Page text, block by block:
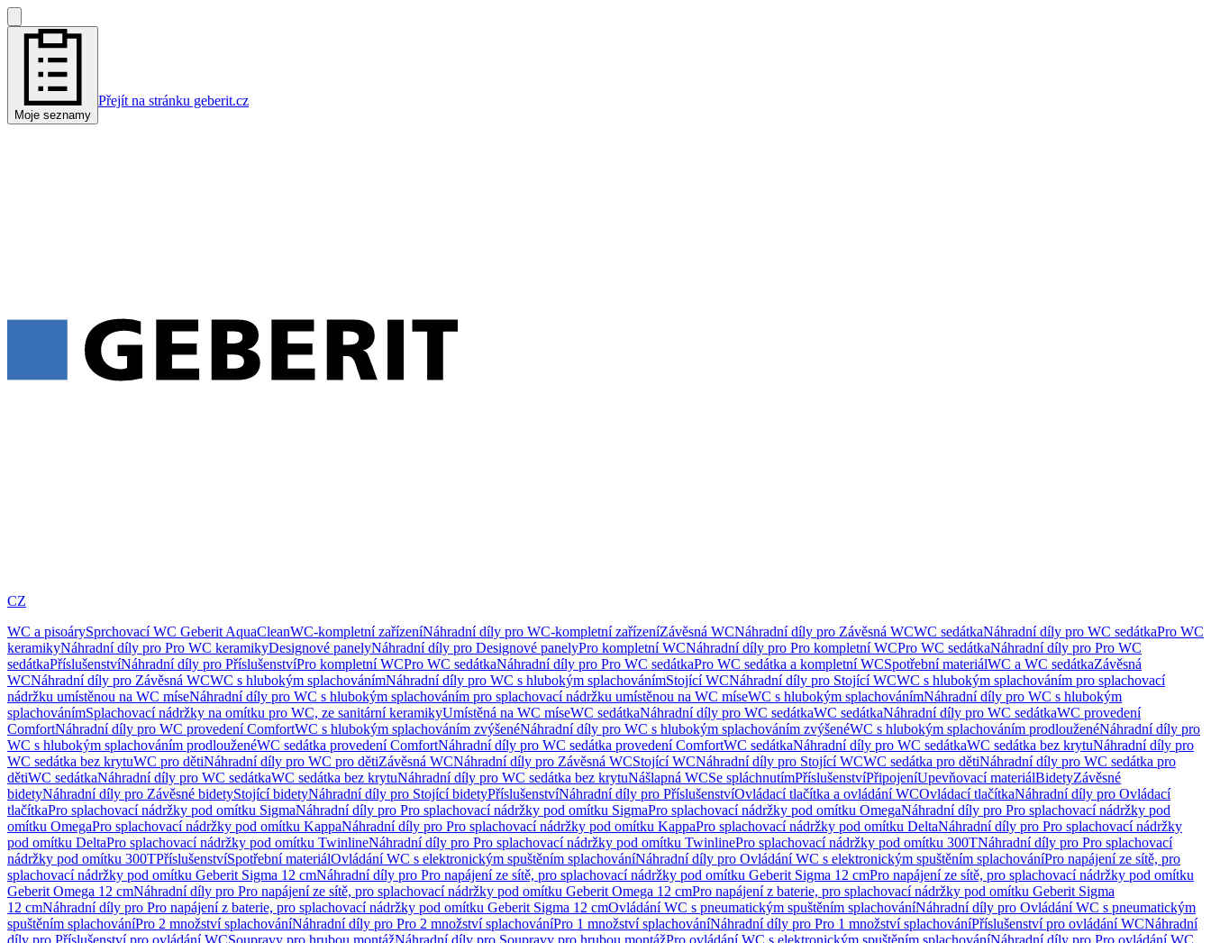
Moje seznamy
Přejít na stránku geberit.cz
CZ
WC a pisoárySprchovací WC Geberit AquaCleanWC-kompletní zařízeníNáhradní díly pro WC-kompletní zařízeníZávěsná WCNáhradní díly pro Závěsná WCWC sedátkaNáhradní díly pro WC sedátkaPro WC
keramikyNáhradní díly pro Pro WC keramikyDesignové panelyNáhradní díly pro Designové panelyPro kompletní WCNáhradní díly pro Pro kompletní WCPro WC sedátkaNáhradní díly pro Pro WC
sedátkaPříslušenstvíNáhradní díly pro PříslušenstvíPro kompletní WCPro WC sedátkaNáhradní díly pro Pro WC sedátkaPro WC sedátka a kompletní WCSpotřební materiálWC a WC sedátkaZávěsná
WCNáhradní díly pro Závěsná WCWC s hlubokým splachovánímNáhradní díly pro WC s hlubokým splachovánímStojící WCNáhradní díly pro Stojící WCWC s hlubokým splachováním pro splachovací
nádržku umístěnou na WC míseNáhradní díly pro WC s hlubokým splachováním pro splachovací nádržku umístěnou na WC míseWC s hlubokým splachovánímNáhradní díly pro WC s hlubokým
splachovánímSplachovací nádržky na omítku pro WC, ze sanitární keramikyUmístěná na WC míseWC sedátkaNáhradní díly pro WC sedátkaWC sedátkaNáhradní díly pro WC sedátkaWC provedení
ComfortNáhradní díly pro WC provedení ComfortWC s hlubokým splachováním zvýšenéNáhradní díly pro WC s hlubokým splachováním zvýšenéWC s hlubokým splachováním prodlouženéNáhradní díly pro
WC s hlubokým splachováním prodlouženéWC sedátka provedení ComfortNáhradní díly pro WC sedátka provedení ComfortWC sedátkaNáhradní díly pro WC sedátkaWC sedátka bez krytuNáhradní díly pro
WC sedátka bez krytuWC pro dětiNáhradní díly pro WC pro dětiZávěsná WCNáhradní díly pro Závěsná WCStojící WCNáhradní díly pro Stojící WCWC sedátka pro dětiNáhradní díly pro WC sedátka pro
dětiWC sedátkaNáhradní díly pro WC sedátkaWC sedátka bez krytuNáhradní díly pro WC sedátka bez krytuNášlapná WCSe spláchnutímPříslušenstvíPřipojeníUpevňovací materiálBidetyZávěsné
bidetyNáhradní díly pro Závěsné bidetyStojící bidetyNáhradní díly pro Stojící bidetyPříslušenstvíNáhradní díly pro PříslušenstvíOvládací tlačítka a ovládání WCOvládací tlačítkaNáhradní díly pro Ovládací
tlačítkaPro splachovací nádržky pod omítku SigmaNáhradní díly pro Pro splachovací nádržky pod omítku SigmaPro splachovací nádržky pod omítku OmegaNáhradní díly pro Pro splachovací nádržky pod
omítku OmegaPro splachovací nádržky pod omítku KappaNáhradní díly pro Pro splachovací nádržky pod omítku KappaPro splachovací nádržky pod omítku DeltaNáhradní díly pro Pro splachovací nádržky
pod omítku DeltaPro splachovací nádržky pod omítku TwinlineNáhradní díly pro Pro splachovací nádržky pod omítku TwinlinePro splachovací nádržky pod omítku 300TNáhradní díly pro Pro splachovací
nádržky pod omítku 300TPříslušenstvíSpotřební materiálOvládání WC s elektronickým spuštěním splachováníNáhradní díly pro Ovládání WC s elektronickým spuštěním splachováníPro napájení ze sítě, pro
splachovací nádržky pod omítku Geberit Sigma 12 cmNáhradní díly pro Pro napájení ze sítě, pro splachovací nádržky pod omítku Geberit Sigma 12 cmPro napájení ze sítě, pro splachovací nádržky pod omítku
Geberit Omega 12 cmNáhradní díly pro Pro napájení ze sítě, pro splachovací nádržky pod omítku Geberit Omega 12 cmPro napájení z baterie, pro splachovací nádržky pod omítku Geberit Sigma
12 cmNáhradní díly pro Pro napájení z baterie, pro splachovací nádržky pod omítku Geberit Sigma 12 cmOvládání WC s pneumatickým spuštěním splachováníNáhradní díly pro Ovládání WC s pneumatickým
spuštěním splachováníPro 2 množství splachováníNáhradní díly pro Pro 2 množství splachováníPro 1 množství splachováníNáhradní díly pro Pro 1 množství splachováníPříslušenství pro ovládání WCNáhradní
díly pro Příslušenství pro ovládání WCSoupravy pro hrubou montážNáhradní díly pro Soupravy pro hrubou montážPro ovládání WC s elektronickým spuštěním splachováníNáhradní díly pro Pro ovládání WC